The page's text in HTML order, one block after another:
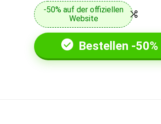
-50% auf der offiziellen
Website
Bestellen -50%